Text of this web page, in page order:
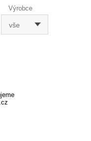
Výrobce
vše